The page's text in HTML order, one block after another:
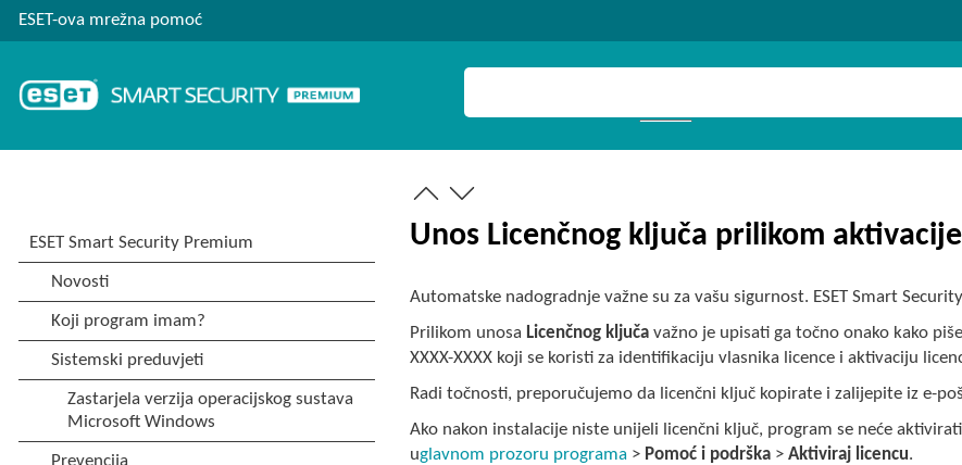
ESET-ova mrežna pomoć
Unos Licenčnog ključa prilikom aktivacije
Automatske nadogradnje važne su za vašu sigurnost. ESET Smart
Prilikom unosa Licenčnog ključa važno je upisati ga točno onako kako
XXXX-XXXX koji se koristi za identifikaciju vlasnika licence i aktivaciju
Radi točnosti, preporučujemo da licenčni ključ kopirate i zalijepite iz e-
Ako nakon instalacije niste unijeli licenčni ključ, program se neće
uglavnom prozoru programa > Pomoć i podrška >Aktiviraj licencu.